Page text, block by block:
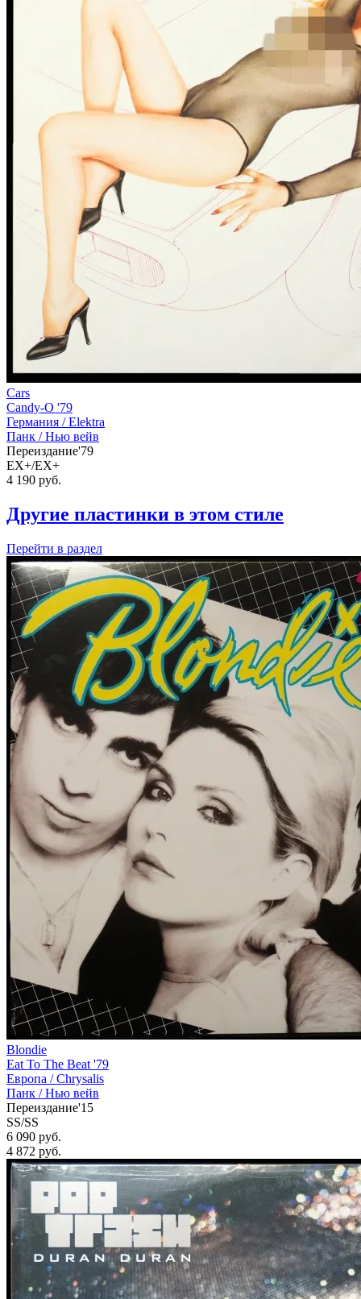
Cars
Candy-O '79
Германия /Elektra
Панк / Нью вейв
Переиздание'79
EX+/EX+
4 190 руб.
Другие пластинки в этом стиле
Перейти в раздел
Blondie
Eat To The Beat '79
Европа /Chrysalis
Панк / Нью вейв
Переиздание'15
SS/SS
6 090 руб.
4 872 руб.